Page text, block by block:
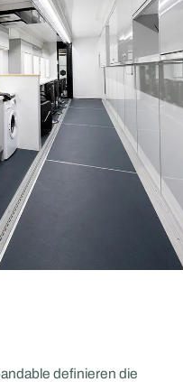
definieren die